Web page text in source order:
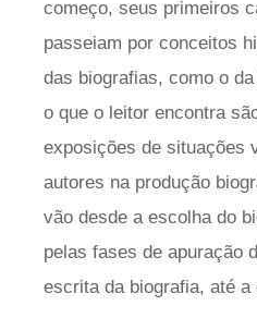
começo, seus primeiros
passeiam por conceitos
das biografias, como o
o que o leitor encontra
exposições de situações
autores na produção
vão desde a escolha do
pelas fases de apuração
escrita da biografia, até a